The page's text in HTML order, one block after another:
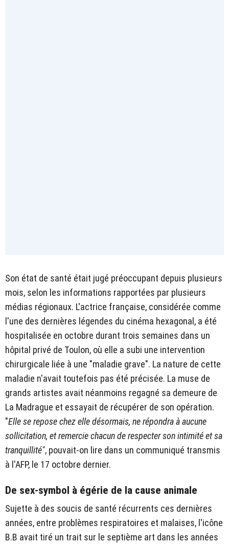
Son état de santé était jugé préoccupant depuis plusieurs
mois, selon les informations rapportées par plusieurs
médias régionaux. L'actrice française, considérée comme
l'une des dernières légendes du cinéma hexagonal, a été
hospitalisée en octobre durant trois semaines dans un
hôpital privé de Toulon, où elle a subi une intervention
chirurgicale liée à une "maladie grave". La nature de cette
maladie n'avait toutefois pas été précisée. La muse de
grands artistes avait néanmoins regagné sa demeure de
La Madrague et essayait de récupérer de son opération.
"Elle se repose chez elle désormais, ne répondra à aucune
sollicitation, et remercie chacun de respecter son intimité et sa
tranquillité", pouvait-on lire dans un communiqué transmis
à l'AFP, le 17 octobre dernier.
De sex-symbol à égérie de la cause animale
Sujette à des soucis de santé récurrents ces dernières
années, entre problèmes respiratoires et malaises, l'icône
B.B avait tiré un trait sur le septième art dans les années